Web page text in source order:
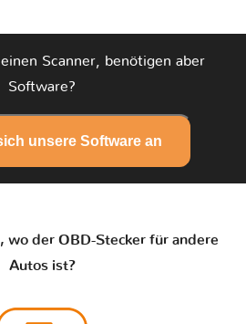
Scanner, benötigen aber
Software?
unsere Software an
wo der OBD-Stecker für andere
Autos ist?